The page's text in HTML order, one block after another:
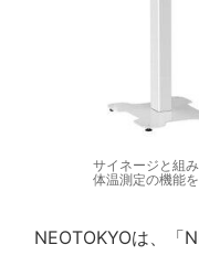
サイネージと組
体温測定の機能
NEOTOKYOは、「